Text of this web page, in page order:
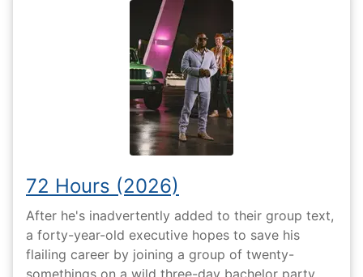
72 Hours (2026)
After he's inadvertently added to their group text,
a forty-year-old executive hopes to save his
flailing career by joining a group of twenty-